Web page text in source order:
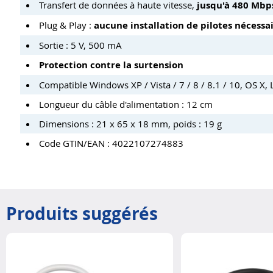
Transfert de données à haute vitesse, jusqu'à 480
Plug & Play : aucune installation de pilotes
Sortie : 5 V, 500 mA
Protection contre la surtension
Compatible Windows XP / Vista / 7 / 8 / 8.1 / 10, OS X,
Longueur du câble d'alimentation : 12 cm
Dimensions : 21 x 65 x 18 mm, poids : 19 g
Code GTIN/EAN : 4022107274883
Produits suggérés